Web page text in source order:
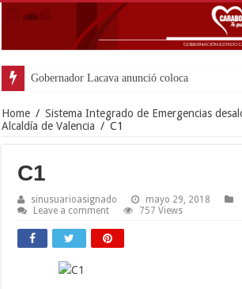
Gobernador Lacava anunció colocación de más
Home / Sistema Integrado de Emergencias
Alcaldía de Valencia / C1
C1
sinusuarioasignado
mayo 29, 2018
Leave a comment
757 Views